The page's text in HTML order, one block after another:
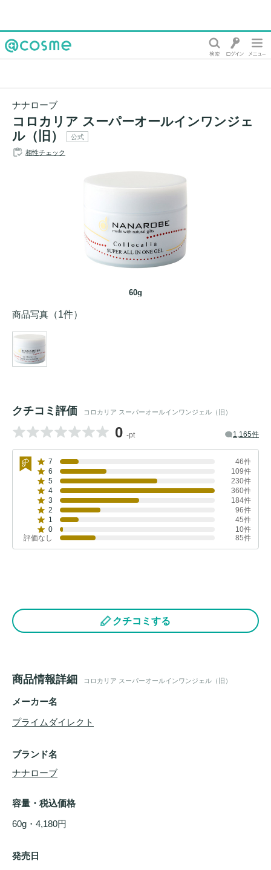
ナナローブ
コロカリア スーパーオールインワンジェ
ル（旧）
公式
相性チェック
60g
商品写真 （1件）
クチコミ評価 コロカリア スーパーオールインワンジェル（旧）
0 -pt 1,165件
7
46件
6
109件
5
230件
4
360件
3
184件
2
96件
1
45件
0
10件
評価なし
85件
クチコミする
商品情報詳細 コロカリア スーパーオールインワンジェル（旧）
メーカー名
プライムダイレクト
ブランド名
ナナローブ
容量・税込価格
60g・4,180円
発売日